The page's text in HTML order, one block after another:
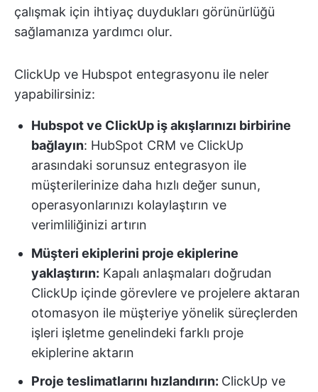
çalışmak için ihtiyaç duydukları görünürlüğü
sağlamanıza yardımcı olur.
ClickUp ve Hubspot entegrasyonu ile neler
yapabilirsiniz:
Hubspot ve ClickUp iş akışlarınızı birbirine
bağlayın: HubSpot CRM ve ClickUp
arasındaki sorunsuz entegrasyon ile
müşterilerinize daha hızlı değer sunun,
operasyonlarınızı kolaylaştırın ve
verimliliğinizi artırın
Müşteri ekiplerini proje ekiplerine
yaklaştırın: Kapalı anlaşmaları doğrudan
ClickUp içinde görevlere ve projelere aktaran
otomasyon ile müşteriye yönelik süreçlerden
işleri işletme genelindeki farklı proje
ekiplerine aktarın
Proje teslimatlarını hızlandırın: ClickUp ve